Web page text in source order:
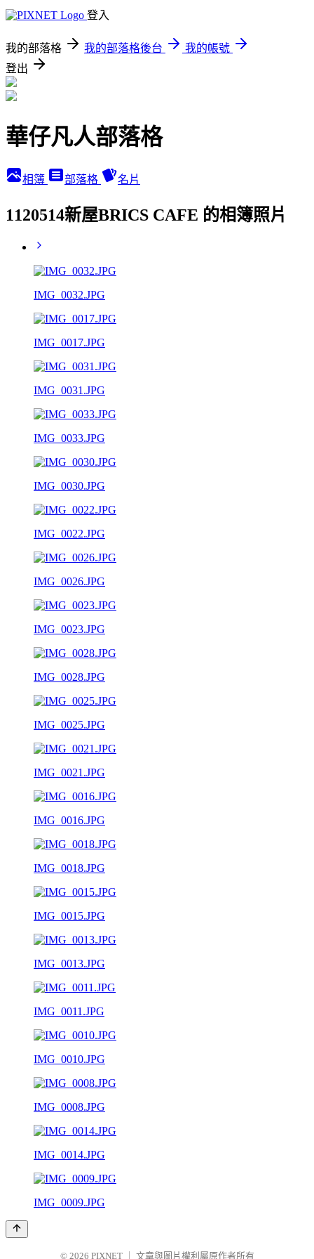
登入
我的部落格 我的部落格後台
我的帳號
登出
華仔凡人部落格
相簿 部落格 名片
1120514新屋BRICS CAFE 的相簿照片
IMG_0032.JPG
IMG_0017.JPG
IMG_0031.JPG
IMG_0033.JPG
IMG_0030.JPG
IMG_0022.JPG
IMG_0026.JPG
IMG_0023.JPG
IMG_0028.JPG
IMG_0025.JPG
IMG_0021.JPG
IMG_0016.JPG
IMG_0018.JPG
IMG_0015.JPG
IMG_0013.JPG
IMG_0011.JPG
IMG_0010.JPG
IMG_0008.JPG
IMG_0014.JPG
IMG_0009.JPG
© 2026 PIXNET 文章與圖片權利屬原作者所有